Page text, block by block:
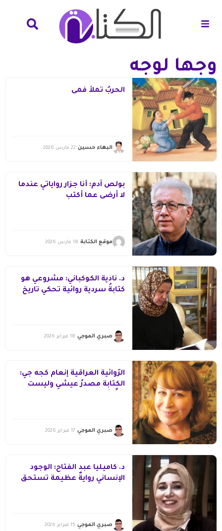
وجها لوجه
الحربُ تملأ فمى
البهاء حسين 22 مارس 2026
بولص آدم: أنا جزار رواياتي عندما
لا أرضى عما أكتب
موقع الكتابة 18 مارس 2026
د. نادية الكوكباني: مشروعي هو
كتابةُ سردية روائية تحكي تاريخ
صبري الموجي 18 فبراير 2026
الرّوائية العراقية إنعام كجه جي:
الكتابة مصدرُ عيشي وليست
صبري الموجي 17 فبراير 2026
د. كاميليا عبد الفتاح: الوجود
الإنساني روايةٌ عظيمة تستحق
صبري الموجي 15 فبراير 2026